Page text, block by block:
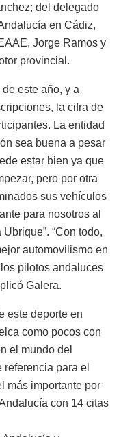
del delegado
en Cádiz,
Jorge Ramos y
provincial.
este año, y a
la cifra de
La entidad
sea buena a pesar
estar bien ya que
pero por otra
sus vehículos
para nosotros al
“Con todo,
automovilismo en
pilotos andaluces
Galera.
este deporte en
como pocos con
el mundo del
para el
más importante por
con 14 citas